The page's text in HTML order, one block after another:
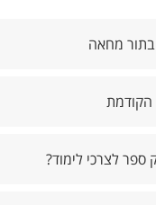
בתור מחאה
הקודמת
לצרכי לימוד?